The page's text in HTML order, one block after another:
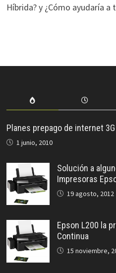
Híbrida? y ¿Cómo ayudaría a
Planes prepago de internet
1 junio, 2010
Solución a
Impresoras
19 agosto, 2012
Epson L200 la
Continua
15 noviembre,